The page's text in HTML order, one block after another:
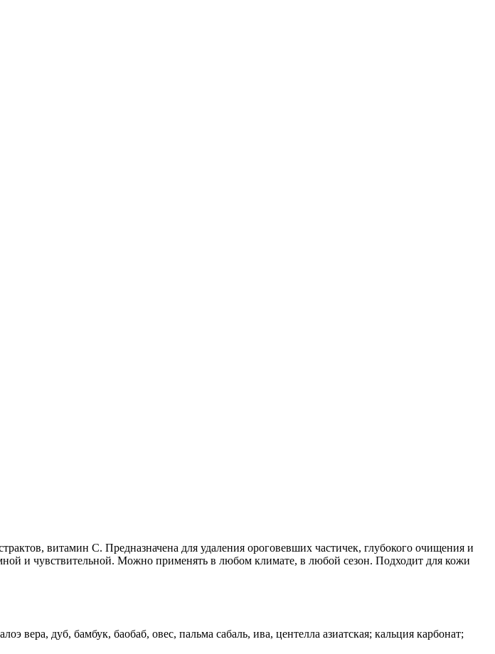
витамин С. Предназначена для удаления ороговевших частичек, глубокого очищения и
и чувствительной. Можно применять в любом климате, в любой сезон. Подходит для кожи
вера, дуб, бамбук, баобаб, овес, пальма сабаль, ива, центелла азиатская; кальция карбонат;